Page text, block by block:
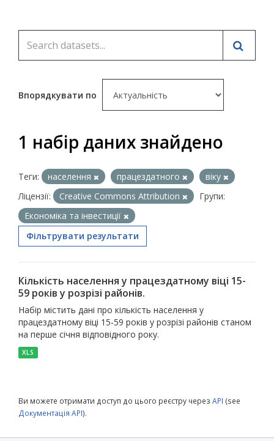
Впорядкувати по
1 набір даних знайдено
Теги: населення працездатного
віку
Ліцензії:
Creative Commons Attribution
Групи:
Економіка та інвестиції
Фільтрувати результати
Кількість населення у працездатному віці 15-
59 років у розрізі районів.
Набір містить дані про кількість населення у
працездатному віці 15-59 років у розрізі районів станом
на перше січня відповідного року.
XLS
Ви можете отримати доступ до цього реєстру через API (see
Документація API).